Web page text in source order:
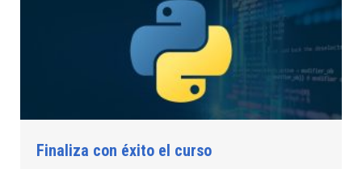
Finaliza con éxito el curso